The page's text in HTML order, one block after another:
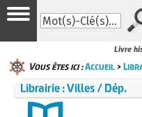
Livre
Vous êtes ici :Accueil >
Librairie : Villes / Dép.